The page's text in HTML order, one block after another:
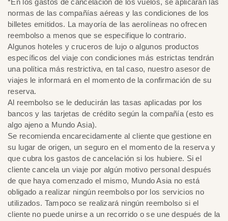
*En los gastos de cancelación de los vuelos, se aplicarán las
normas de las compañías aéreas y las condiciones de los
billetes emitidos. La mayoría de las aerolíneas no ofrecen
reembolso a menos que se especifique lo contrario.
Algunos hoteles y cruceros de lujo o algunos productos
específicos del viaje con condiciones más estrictas tendrán
una política más restrictiva, en tal caso, nuestro asesor de
viajes le informará en el momento de la confirmación de su
reserva.
Al reembolso se le deducirán las tasas aplicadas por los
bancos y las tarjetas de crédito según la compañía (esto es
algo ajeno a Mundo Asia).
Se recomienda encarecidamente al cliente que gestione en
su lugar de origen, un seguro en el momento de la reserva y
que cubra los gastos de cancelación si los hubiere. Si el
cliente cancela un viaje por algún motivo personal después
de que haya comenzado el mismo, Mundo Asia no está
obligado a realizar ningún reembolso por los servicios no
utilizados. Tampoco se realizará ningún reembolso si el
cliente no puede unirse a un recorrido o se une después de la